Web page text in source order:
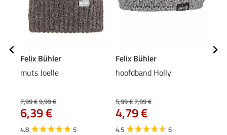
Felix Bühler
muts Joelle
7,99 €9,99 €
6,39 €
4.8 5
Felix Bühler
hoofdband Holly
5,99 €7,99 €
4,79 €
4.5 6